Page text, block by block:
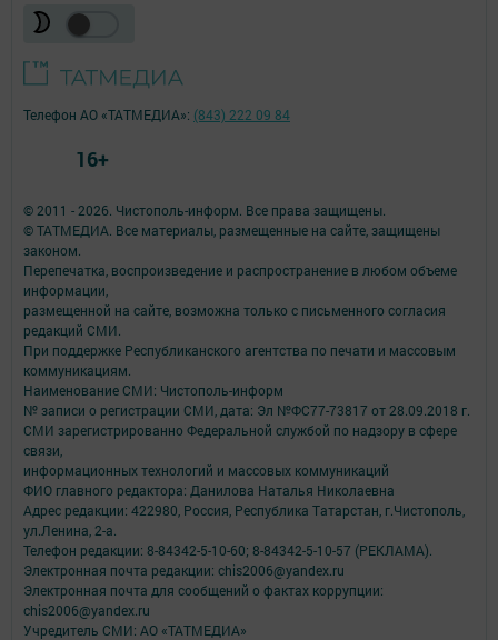
© 2011 - 2026. Чистополь-информ. Все права защищены.
© ТАТМЕДИА. Все материалы, размещенные на сайте, защищены
законом.
Перепечатка, воспроизведение и распространение в любом объеме
информации,
размещенной на сайте, возможна только с письменного согласия
редакций СМИ.
При поддержке Республиканского агентства по печати и массовым
коммуникациям.
Наименование СМИ: Чистополь-информ
№ записи о регистрации СМИ, дата: Эл №ФС77-73817 от 28.09.2018 г.
СМИ зарегистрированно Федеральной службой по надзору в сфере
связи,
информационных технологий и массовых коммуникаций
ФИО главного редактора: Данилова Наталья Николаевна
Адрес редакции: 422980, Россия, Республика Татарстан, г.Чистополь,
ул.Ленина, 2-а.
Телефон редакции: 8-84342-5-10-60; 8-84342-5-10-57 (РЕКЛАМА).
Электронная почта редакции: chis2006@yandex.ru
Электронная почта для сообщений о фактах коррупции:
chis2006@yandex.ru
Учредитель СМИ: АО «ТАТМЕДИА»
Телефон АО «ТАТМЕДИА»: (843) 222 09 84
16+